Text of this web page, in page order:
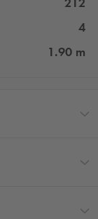
4
1.90 m